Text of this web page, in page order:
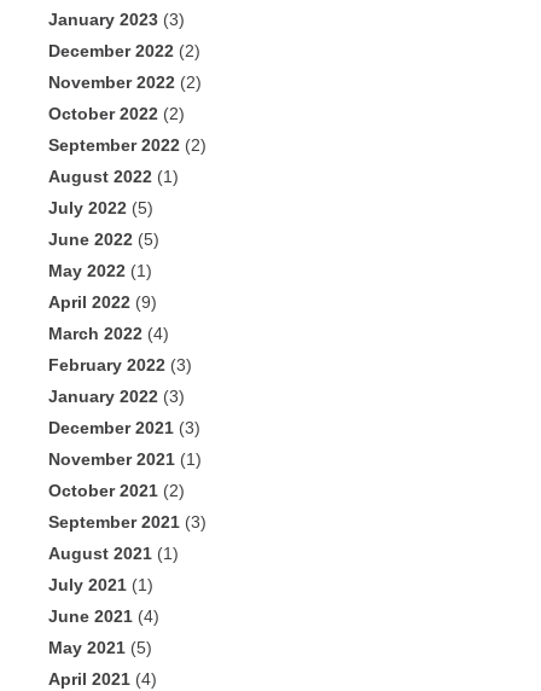
January 2023 (3)
December 2022 (2)
November 2022 (2)
October 2022 (2)
September 2022 (2)
August 2022 (1)
July 2022 (5)
June 2022 (5)
May 2022 (1)
April 2022 (9)
March 2022 (4)
February 2022 (3)
January 2022 (3)
December 2021 (3)
November 2021 (1)
October 2021 (2)
September 2021 (3)
August 2021 (1)
July 2021 (1)
June 2021 (4)
May 2021 (5)
April 2021 (4)